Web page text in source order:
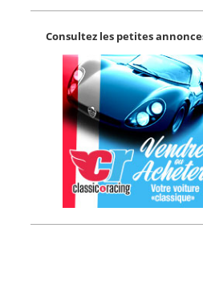
Consultez les petites